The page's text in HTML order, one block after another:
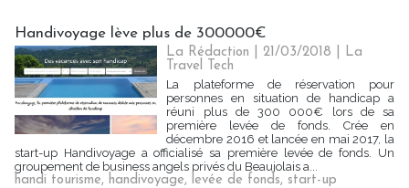
Handivoyage lève plus de 300000€
La Rédaction | 21/03/2018
La
Travel Tech
La plateforme de réservation pour
personnes en situation de handicap a
réuni plus de 300 000€ lors de sa
première levée de fonds. Crée en
décembre 2016 et lancée en mai 2017, la
start-up Handivoyage a officialisé sa première levée de fonds. Un
groupement de business angels privés du Beaujolais a...
handi tourisme, handivoyage, levée de fonds, start-up